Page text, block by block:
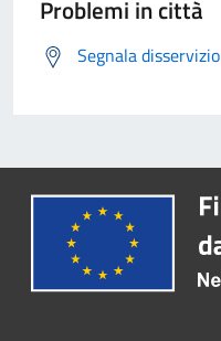
Problemi in città
Segnala disservizio